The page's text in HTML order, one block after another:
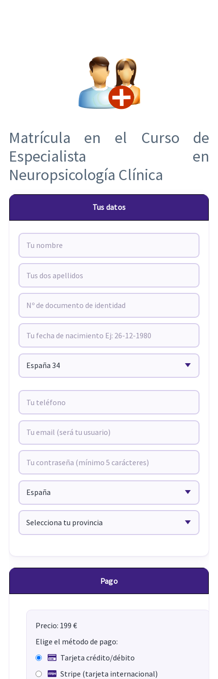
Matrícula en el Curso de
Especialista en
Neuropsicología Clínica
Tus datos
Pago
Precio: 199 €
Elige el método de pago:
Tarjeta crédito/débito
Stripe (tarjeta internacional)